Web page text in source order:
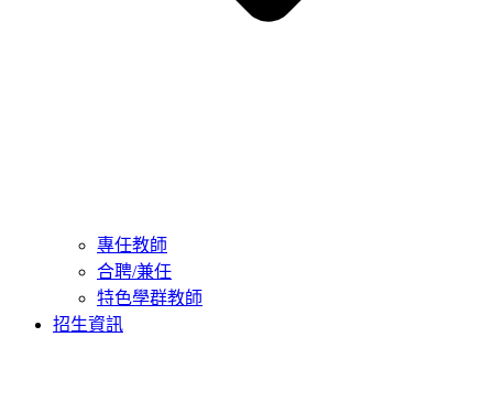
專任教師
合聘/兼任
特色學群教師
招生資訊